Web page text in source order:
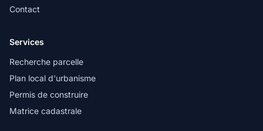
Contact
Services
Recherche parcelle
Plan local d'urbanisme
Permis de construire
Matrice cadastrale